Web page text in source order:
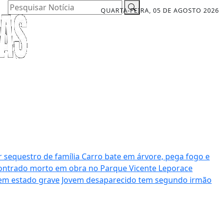
QUARTA-FEIRA, 05 DE AGOSTO 2026
Pesquisar Notícia
sequestro de família Carro bate em árvore, pega fogo e
morto em obra no Parque Vicente Leporace
estado grave Jovem desaparecido tem segundo irmão